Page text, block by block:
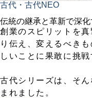
古代・古代NEO
伝統の継承と革新で深
創業のスピリットを
り伝え、変えるべき
しいことに果敢に挑戦
古代シリーズは、そ
まれました。